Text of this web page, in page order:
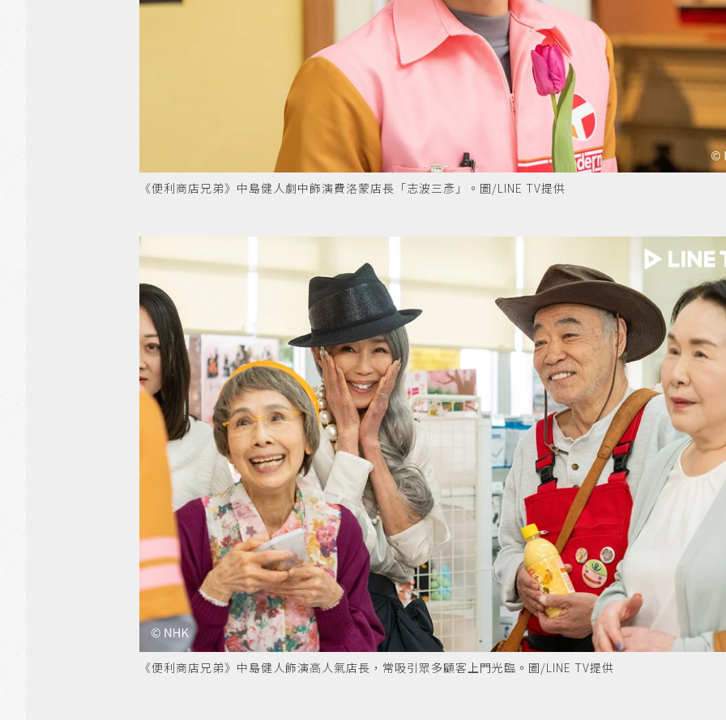
《便利商店兄弟》中島健人劇中飾演費洛蒙店長「志波三彥」。圖/LINE TV提供
《便利商店兄弟》中島健人飾演高人氣店長，常吸引眾多顧客上門光臨。圖/LINE TV提供